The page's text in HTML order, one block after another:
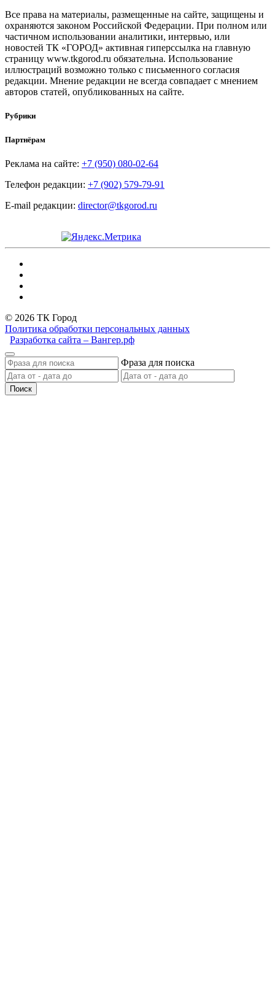
Все права на материалы, размещенные на сайте, защищены и
охраняются законом Российской Федерации. При полном или
частичном использовании аналитики, интервью, или
новостей ТК «ГОРОД» активная гиперссылка на главную
страницу www.tkgorod.ru обязательна. Использование
иллюстраций возможно только с письменного согласия
редакции. Мнение редакции не всегда совпадает с мнением
авторов статей, опубликованных на сайте.
Рубрики
Партнёрам
Реклама на сайте: +7 (950) 080-02-64
Телефон редакции: +7 (902) 579-79-91
E-mail редакции: director@tkgorod.ru
© 2026 ТК Город
Политика обработки персональных данных
Разработка сайта – Вангер.рф
Фраза для поиска
Поиск